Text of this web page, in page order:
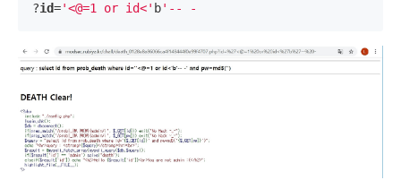
?id='<@=1 or id<' b'-- -